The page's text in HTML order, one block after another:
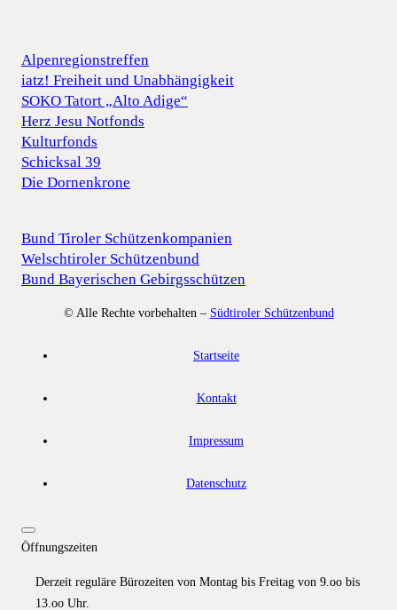
Alpenregionstreffen
iatz! Freiheit und Unabhängigkeit
SOKO Tatort „Alto Adige“
Herz Jesu Notfonds
Kulturfonds
Schicksal 39
Die Dornenkrone
Bund Tiroler Schützenkompanien
Welschtiroler Schützenbund
Bund Bayerischen Gebirgsschützen
© Alle Rechte vorbehalten – Südtiroler Schützenbund
Startseite
Kontakt
Impressum
Datenschutz
Öffnungszeiten
Derzeit reguläre Bürozeiten von Montag bis Freitag von 9.oo bis
13.oo Uhr.